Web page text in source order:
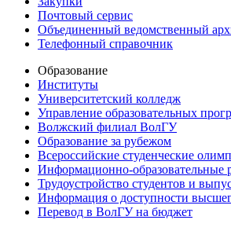
Почтовый сервис
Объединенный ведомственный
Телефонный справочник
Образование
Институты
Университетский колледж
Управление образовательных
Волжский филиал ВолГУ
Образование за рубежом
Всероссийские студенческие
Информационно-образовательные
Трудоустройство студентов и
Информация о доступности
Перевод в ВолГУ на бюджет